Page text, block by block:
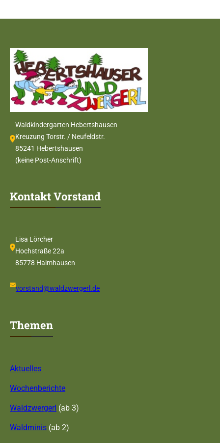
Waldkindergarten Hebertshausen
Kreuzung Torstr. / Neufeldstr.
85241 Hebertshausen
(keine Post-Anschrift)
Kontakt Vorstand
Lisa Lörcher
Hochstraße 22a
85778 Haimhausen
vorstand@waldzwergerl.de
Themen
Aktuelles
Wochenberichte
Waldzwergerl (ab 3)
Waldminis (ab 2)